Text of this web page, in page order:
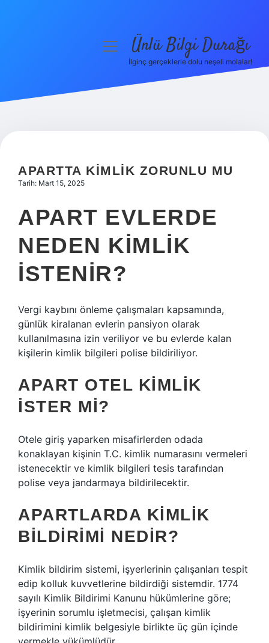
Hakkımızda
menüyüÜnlü Bilgi Durağı
İlginç gerçeklerle dolu neşeli molalar!
APARTTA KIMLIK ZORUNLU MU
Tarih: Mart 15, 2025
APART EVLERDE
NEDEN KIMLIK
ISTENIR?
Vergi kaybını önleme çalışmaları kapsamında,
günlük kiralanan evlerin pansiyon olarak
kullanılmasına izin veriliyor ve bu evlerde kalan
kişilerin kimlik bilgileri polise bildiriliyor.
APART OTEL KIMLIK
ISTER MI?
Otele giriş yaparken misafirlerden odada
konaklayan kişinin T.C. kimlik numarasını vermeleri
istenecektir ve kimlik bilgileri tesis tarafından
polise veya jandarmaya bildirilecektir.
APARTLARDA KIMLIK
BILDIRIMI NEDIR?
Kimlik bildirim sistemi, işyerlerinin çalışanları tespit
edip kolluk kuvvetlerine bildirdiği sistemdir. 1774
sayılı Kimlik Bildirimi Kanunu hükümlerine göre;
işyerinin sorumlu işletmecisi, çalışan kimlik
bildirimini kimlik belgesiyle birlikte üç gün içinde